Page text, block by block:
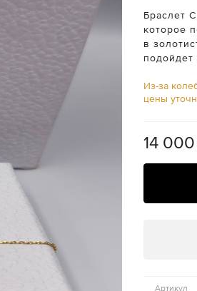
Браслет
которое
в
подойдет
Из-за
цены
14 000
Артикул